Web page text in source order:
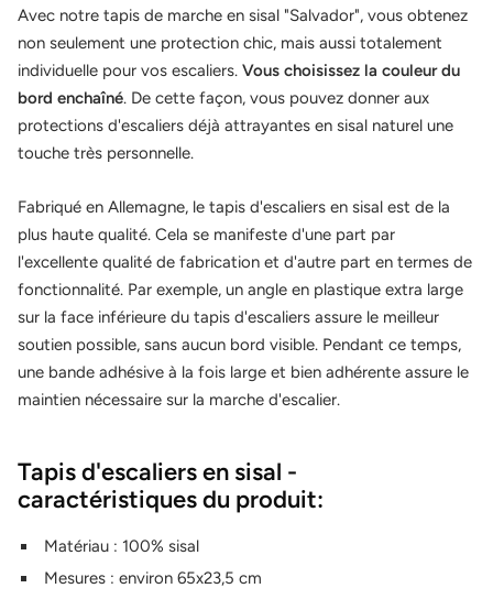
Avec notre tapis de marche en sisal "Salvador", vous obtenez
non seulement une protection chic, mais aussi totalement
individuelle pour vos escaliers. Vous choisissez la couleur du
bord enchaîné. De cette façon, vous pouvez donner aux
protections d'escaliers déjà attrayantes en sisal naturel une
touche très personnelle.
Fabriqué en Allemagne, le tapis d'escaliers en sisal est de la
plus haute qualité. Cela se manifeste d'une part par
l'excellente qualité de fabrication et d'autre part en termes de
fonctionnalité. Par exemple, un angle en plastique extra large
sur la face inférieure du tapis d'escaliers assure le meilleur
soutien possible, sans aucun bord visible. Pendant ce temps,
une bande adhésive à la fois large et bien adhérente assure le
maintien nécessaire sur la marche d'escalier.
Tapis d'escaliers en sisal -
caractéristiques du produit:
Matériau : 100% sisal
Mesures : environ 65x23,5 cm